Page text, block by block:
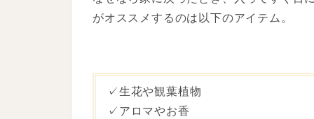
がオススメするのは以下のアイテム。
✓生花や観葉植物
✓アロマやお香